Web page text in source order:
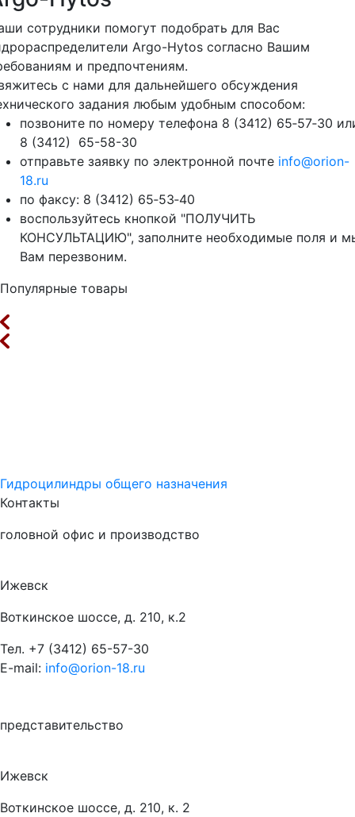
сотрудники помогут подобрать для Вас
Argo-Hytos согласно Вашим
и предпочтениям.
с нами для дальнейшего обсуждения
задания любым удобным способом:
позвоните по номеру телефона 8 (3412) 65‑57‑30
8 (3412) 65-58-30
отправьте заявку по электронной почте info@orion-
18.ru
по факсу: 8 (3412) 65‑53‑40
воспользуйтесь кнопкой "ПОЛУЧИТЬ
КОНСУЛЬТАЦИЮ", заполните необходимые поля и
Вам перезвоним.
Популярные товары
Гидроцилиндры общего назначения
Контакты
головной офис и производство
Ижевск
Воткинское шоссе, д. 210, к.2
Тел. +7 (3412) 65-57-30
E-mail: info@orion-18.ru
представительство
Ижевск
Воткинское шоссе, д. 210, к. 2